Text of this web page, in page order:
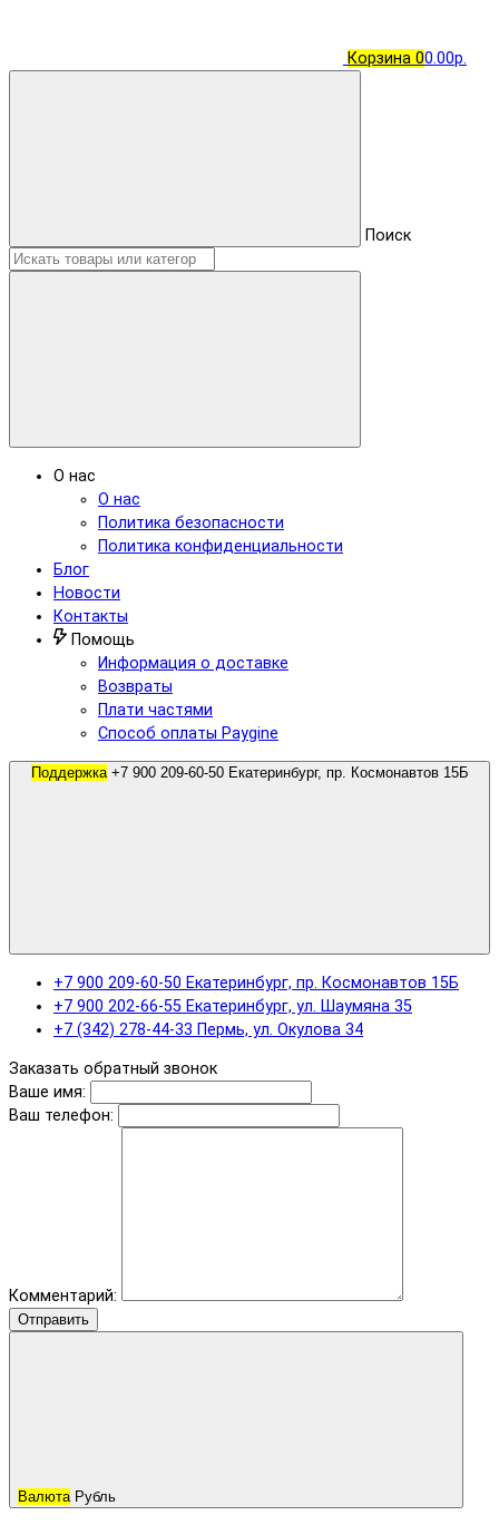
Корзина 00.00р.
Поиск
О нас
О нас
Политика безопасности
Политика конфиденциальности
Блог
Новости
Контакты
Помощь
Информация о доставке
Возвраты
Плати частями
Способ оплаты Paygine
Поддержка
+7 900 209-60-50 Екатеринбург, пр. Космонавтов 15Б
+7 900 202-66-55 Екатеринбург, ул. Шаумяна 35
+7 (342) 278-44-33 Пермь, ул. Окулова 34
Заказать обратный звонок
Ваше имя:
Ваш телефон:
Комментарий:
Отправить
Валюта Рубль